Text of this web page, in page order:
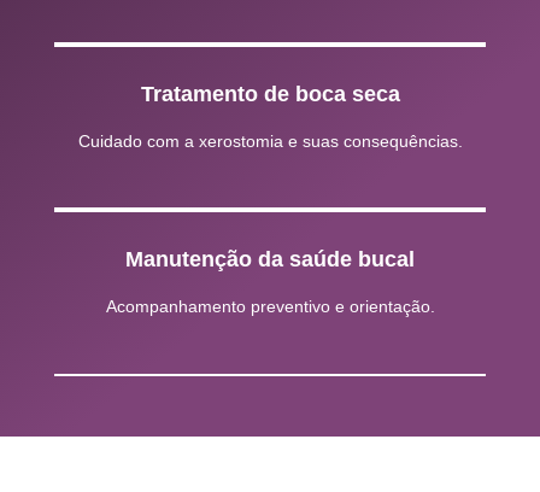
Tratamento de boca seca
Cuidado com a xerostomia e suas consequências.
Manutenção da saúde bucal
Acompanhamento preventivo e orientação.